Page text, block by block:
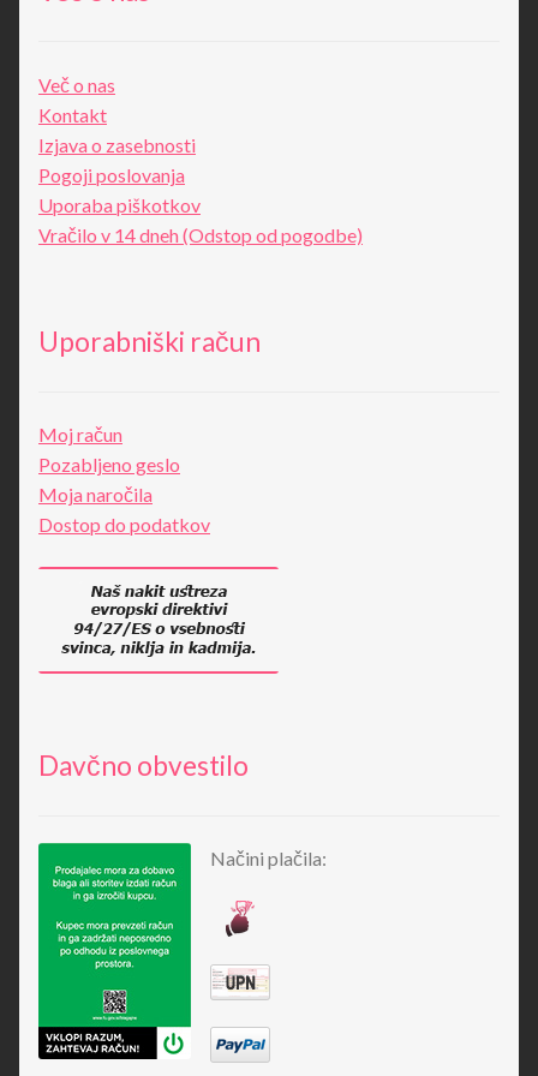
Več o nas
Kontakt
Izjava o zasebnosti
Pogoji poslovanja
Uporaba piškotkov
Vračilo v 14 dneh (Odstop od pogodbe)
Uporabniški račun
Moj račun
Pozabljeno geslo
Moja naročila
Dostop do podatkov
Davčno obvestilo
Načini plačila: